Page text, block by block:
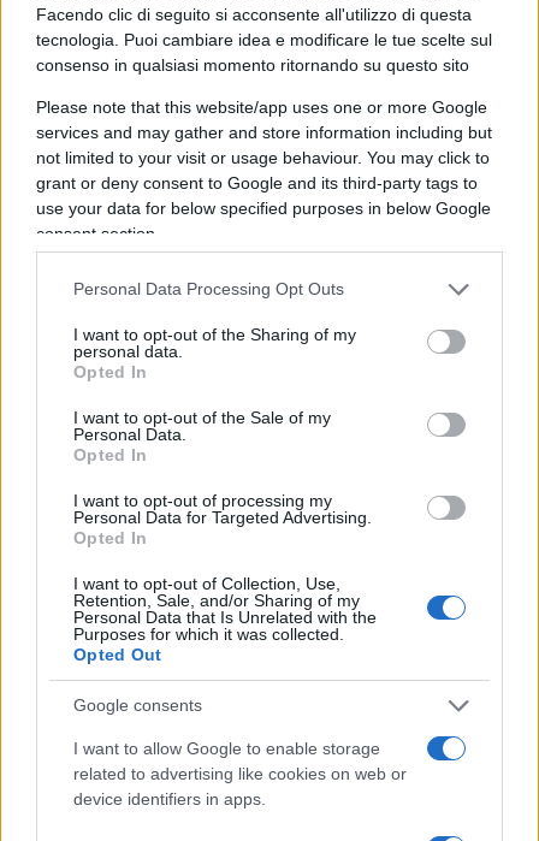
Facendo clic di seguito si acconsente all'utilizzo di questa
tecnologia. Puoi cambiare idea e modificare le tue scelte sul
consenso in qualsiasi momento ritornando su questo sito
Please note that this website/app uses one or more Google
services and may gather and store information including but
not limited to your visit or usage behaviour. You may click to
grant or deny consent to Google and its third-party tags to
use your data for below specified purposes in below Google
consent section.
Personal Data Processing Opt Outs
I want to opt-out of the Sharing of my
personal data.
Opted In
I want to opt-out of the Sale of my
Personal Data.
Opted In
I want to opt-out of processing my
Personal Data for Targeted Advertising.
Opted In
I want to opt-out of Collection, Use,
Retention, Sale, and/or Sharing of my
Personal Data that Is Unrelated with the
Purposes for which it was collected.
Opted Out
Google consents
I want to allow Google to enable storage
related to advertising like cookies on web or
device identifiers in apps.
Dall’Ucraina all’Africa, i droni low
di battaglia
diCostantino Pistilli
21 Giugno 2024, 5:59